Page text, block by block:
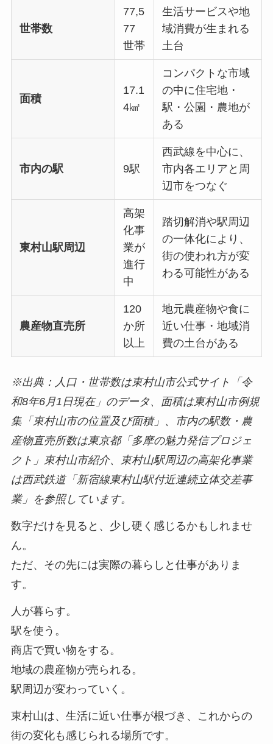
世帯数
77,5
77
世帯
生活サービスや地
域消費が生まれる
土台
面積
17.1
4㎢
コンパクトな市域
の中に住宅地・
駅・公園・農地が
ある
市内の駅 9駅
西武線を中心に、
市内各エリアと周
辺市をつなぐ
東村山駅周辺
高架
化事
業が
進行
中
踏切解消や駅周辺
の一体化により、
街の使われ方が変
わる可能性がある
農産物直売所
120
か所
以上
地元農産物や食に
近い仕事・地域消
費の土台がある
※出典：人口・世帯数は東村山市公式サイト「令
和8年6月1日現在」のデータ、面積は東村山市例規
集「東村山市の位置及び面積」、市内の駅数・農
産物直売所数は東京都「多摩の魅力発信プロジェ
クト」東村山市紹介、東村山駅周辺の高架化事業
は西武鉄道「新宿線東村山駅付近連続立体交差事
業」を参照しています。
数字だけを見ると、少し硬く感じるかもしれませ
ん。
ただ、その先には実際の暮らしと仕事がありま
す。
人が暮らす。
駅を使う。
商店で買い物をする。
地域の農産物が売られる。
駅周辺が変わっていく。
東村山は、生活に近い仕事が根づき、これからの
街の変化も感じられる場所です。